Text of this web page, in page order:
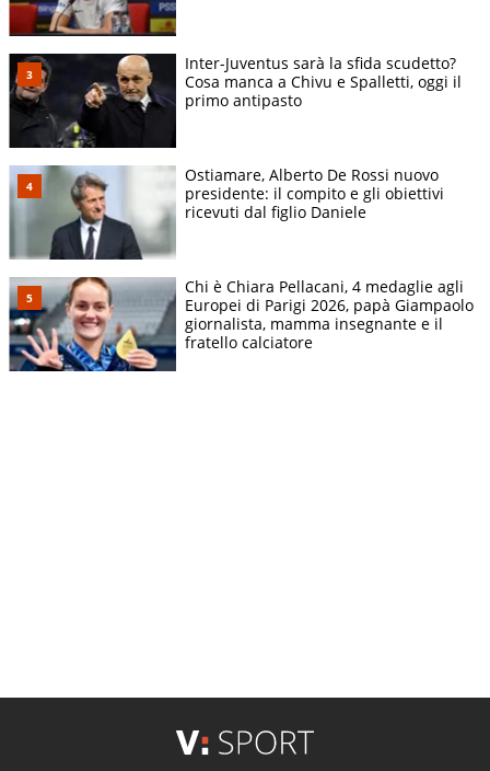
Inter-Juventus sarà la sfida scudetto?
Cosa manca a Chivu e Spalletti, oggi il
primo antipasto
Ostiamare, Alberto De Rossi nuovo
presidente: il compito e gli obiettivi
ricevuti dal figlio Daniele
Chi è Chiara Pellacani, 4 medaglie agli
Europei di Parigi 2026, papà Giampaolo
giornalista, mamma insegnante e il
fratello calciatore